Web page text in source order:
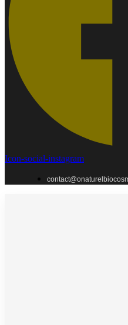
Icon-social-instagram